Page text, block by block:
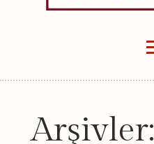
Arşivler: